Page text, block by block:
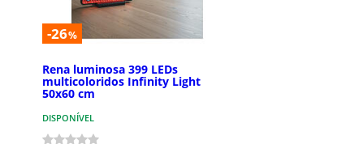
-26%
Rena luminosa 399 LEDs
multicoloridos Infinity Light
50x60 cm
DISPONÍVEL